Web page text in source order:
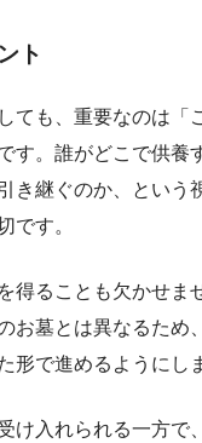
ト
ても、重要なのは「
す。誰がどこで供養
き継ぐのか、という
です。
得ることも欠かせま
お墓とは異なるため
形で進めるようにし
け入れられる一方で